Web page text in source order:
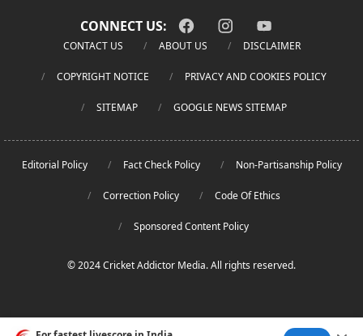
CONNECT US:
CONTACT US ABOUT US DISCLAIMER
COPYRIGHT NOTICE PRIVACY AND COOKIES POLICY
SITEMAP GOOGLE NEWS SITEMAP
Editorial Policy Fact Check Policy Non-Partisanship Policy
Correction Policy Code Of Ethics
Sponsored Content Policy
© 2024 Cricket Addictor Media. All rights reserved.